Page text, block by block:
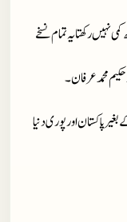
نہیں رکھتا یہ تمام نسخے
محمد عرفان۔
پاکستان اور پوری دنیا